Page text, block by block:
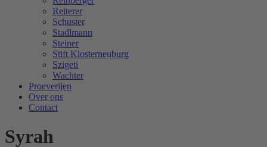
Reiterer
Schuster
Stadlmann
Steiner
Stift Klosterneuburg
Szigeti
Wachter
Proeverijen
Over ons
Contact
Syrah